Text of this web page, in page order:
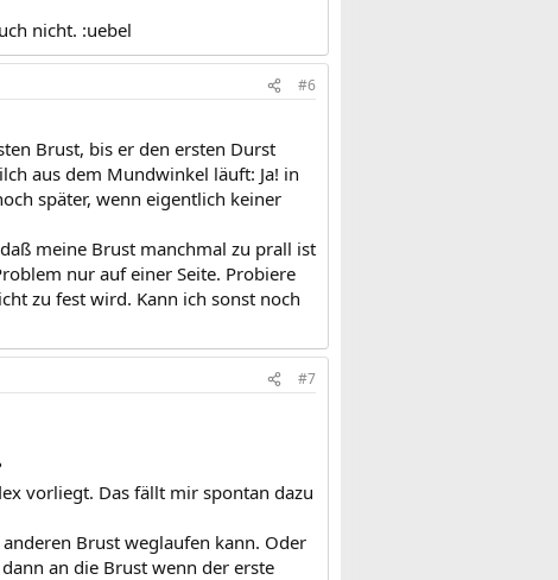
nicht. :uebel
#6
Brust, bis er den ersten Durst
aus dem Mundwinkel läuft: Ja! in
später, wenn eigentlich keiner
meine Brust manchmal zu prall ist
nur auf einer Seite. Probiere
zu fest wird. Kann ich sonst noch
#7
vorliegt. Das fällt mir spontan dazu
Brust weglaufen kann. Oder
an die Brust wenn der erste